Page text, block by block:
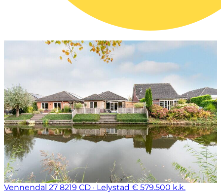
Vennendal 27 8219 CD · Lelystad € 579.500 k.k.